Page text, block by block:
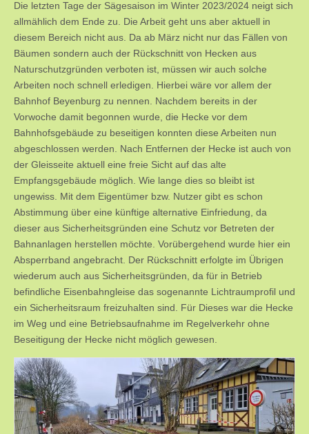
e.V.
Die letzten Tage der Sägesaison im Winter 2023/2024 neigt sich
allmählich dem Ende zu. Die Arbeit geht uns aber aktuell in
diesem Bereich nicht aus. Da ab März nicht nur das Fällen von
Bäumen sondern auch der Rückschnitt von Hecken aus
Naturschutzgründen verboten ist, müssen wir auch solche
Arbeiten noch schnell erledigen. Hierbei wäre vor allem der
Bahnhof Beyenburg zu nennen. Nachdem bereits in der
Vorwoche damit begonnen wurde, die Hecke vor dem
Bahnhofsgebäude zu beseitigen konnten diese Arbeiten nun
abgeschlossen werden. Nach Entfernen der Hecke ist auch von
der Gleisseite aktuell eine freie Sicht auf das alte
Empfangsgebäude möglich. Wie lange dies so bleibt ist
ungewiss. Mit dem Eigentümer bzw. Nutzer gibt es schon
Abstimmung über eine künftige alternative Einfriedung, da
dieser aus Sicherheitsgründen eine Schutz vor Betreten der
Bahnanlagen herstellen möchte. Vorübergehend wurde hier ein
Absperrband angebracht. Der Rückschnitt erfolgte im Übrigen
wiederum auch aus Sicherheitsgründen, da für in Betrieb
befindliche Eisenbahngleise das sogenannte Lichtraumprofil und
ein Sicherheitsraum freizuhalten sind. Für Dieses war die Hecke
im Weg und eine Betriebsaufnahme im Regelverkehr ohne
Beseitigung der Hecke nicht möglich gewesen.